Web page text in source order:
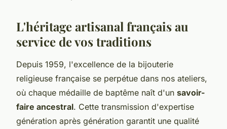
L'héritage artisanal français au
service de vos traditions
Depuis 1959, l'excellence de la bijouterie
religieuse française se perpétue dans nos ateliers,
où chaque médaille de baptême naît d'un savoir-
faire ancestral. Cette transmission d'expertise
génération après génération garantit une qualité